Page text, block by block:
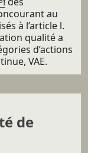
au
à l’article l.
qualité a
d’actions
VAE.
de